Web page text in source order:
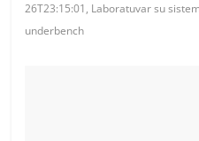
26T23:15:01, Laboratuvar su
underbench